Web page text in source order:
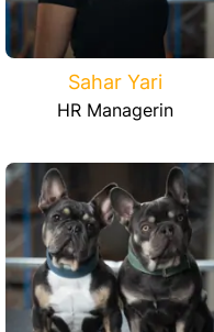
Sahar Yari
HR Managerin